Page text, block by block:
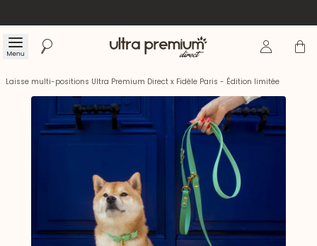
Menu Rechercher Accueil Se Panier
Laisse multi-positions Ultra Premium Direct x Fidèle Paris - Édition limitée